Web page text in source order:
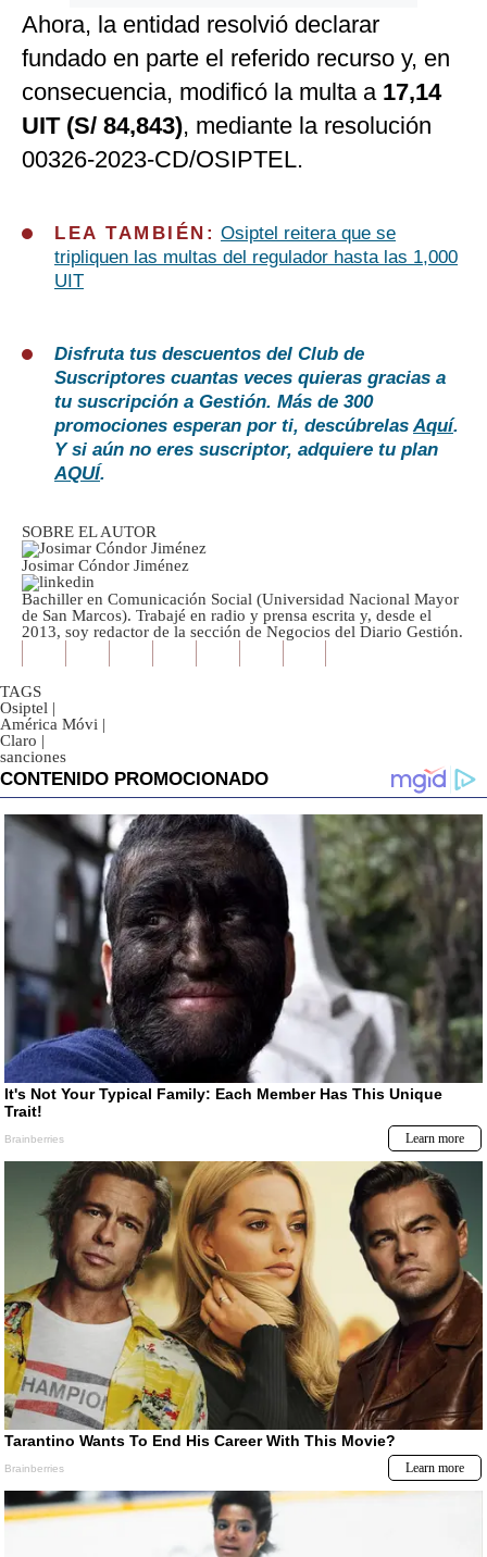
Ahora, la entidad resolvió declarar
fundado en parte el referido recurso y, en
consecuencia, modificó la multa a 17,14
UIT (S/ 84,843), mediante la resolución
00326-2023-CD/OSIPTEL.
LEA TAMBIÉN: Osiptel reitera que se
tripliquen las multas del regulador hasta las 1,000
UIT
Disfruta tus descuentos del Club de
Suscriptores cuantas veces quieras gracias a
tu suscripción a Gestión. Más de 300
promociones esperan por ti, descúbrelasAquí.
Y si aún no eres suscriptor, adquiere tu plan
AQUÍ.
SOBRE EL AUTOR
Josimar Cóndor Jiménez
Bachiller en Comunicación Social (Universidad Nacional Mayor
de San Marcos). Trabajé en radio y prensa escrita y, desde el
2013, soy redactor de la sección de Negocios del Diario Gestión.
TAGS
Osiptel |
América Móvi |
Claro |
sanciones